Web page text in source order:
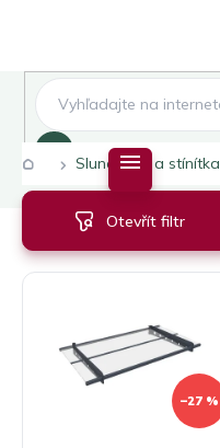
DomůSlunečníky a stínítka
Otevřít filtr
V
p
i
–27 %